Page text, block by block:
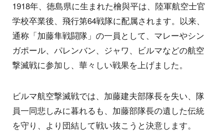
1918年、徳島県に生まれた檜與平は、陸軍航空士官
学校卒業後、飛行第64戦隊に配属されます。以来、
通称「加藤隼戦闘隊」の一員として、マレーやシン
ガポール、パレンバン、ジャワ、ビルマなどの航空
撃滅戦に参加し、華々しい戦果を上げました。
ビルマ航空撃滅戦では、加藤建夫部隊長を失い、隊
員一同悲しみに暮れるも、加藤部隊長の遺した伝統
を守り、より団結して戦い抜こうと決意します。